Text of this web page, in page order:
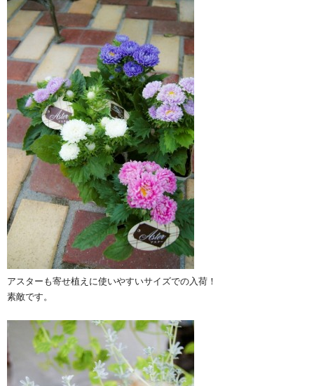
アスターも寄せ植えに使いやすいサイズでの入荷！
素敵です。